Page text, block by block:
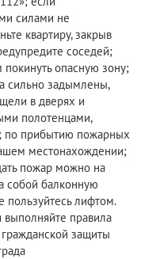
силами не
квартиру, закрыв
соседей;
опасную зону;
сильно задымлены,
щели в дверях и
полотенцами,
по прибытию пожарных
местонахождении;
пожар можно на
собой балконную
пользуйтесь лифтом.
правила
защиты